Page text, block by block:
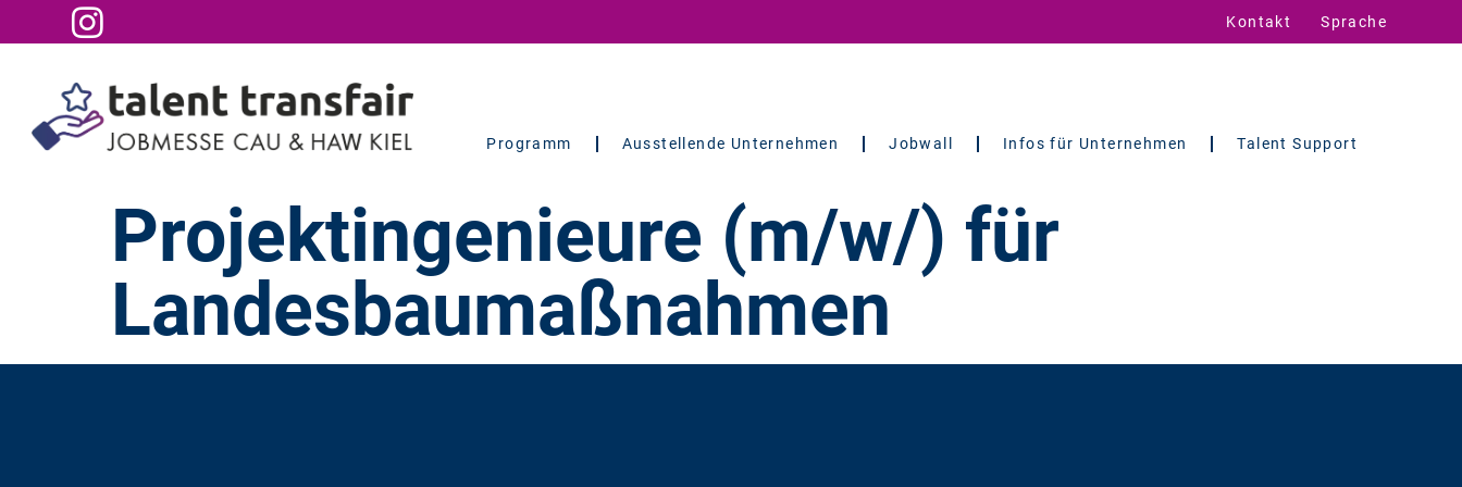
Kontakt Sprache
Programm Ausstellende Unternehmen Jobwall Infos für Unternehmen Talent Support
Projektingenieure (m/w/) für
Landesbaumaßnahmen